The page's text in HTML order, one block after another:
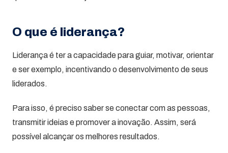
O que é liderança?
Liderança é ter a capacidade para guiar, motivar, orientar
e ser exemplo, incentivando o desenvolvimento de seus
liderados.
Para isso, é preciso saber se conectar com as pessoas,
transmitir ideias e promover a inovação. Assim, será
possível alcançar os melhores resultados.